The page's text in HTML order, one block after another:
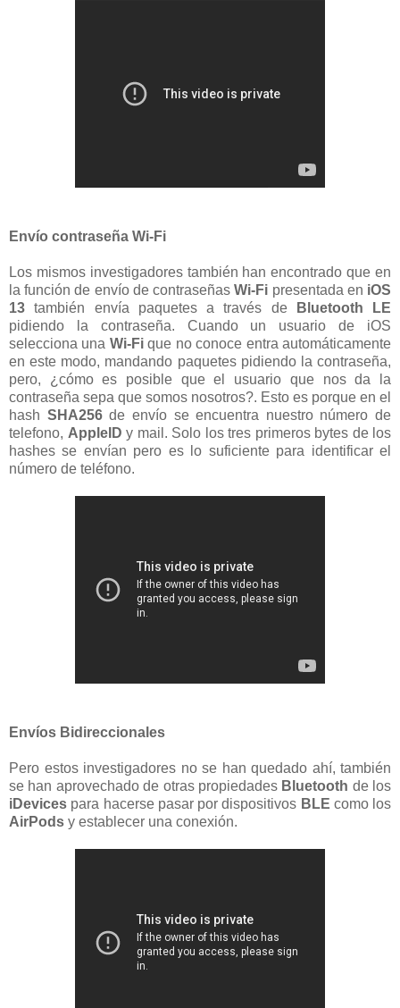
Envío contraseña Wi-Fi
Los mismos investigadores también han encontrado que en
la función de envío de contraseñasWi-Fi presentada en iOS
13 también envía paquetes a través de
Bluetooth LE
pidiendo la contraseña. Cuando un usuario de iOS
selecciona una Wi-Fique no conoce entra automáticamente
en este modo, mandando paquetes pidiendo la contraseña,
pero, ¿cómo es posible que el usuario que nos da la
contraseña sepa que somos nosotros?. Esto es porque en el
hash SHA256de envío se encuentra nuestro número de
telefono, AppleID y mail. Solo los tres primeros bytes de los
hashes se envían pero es lo suficiente para identificar el
número de teléfono.
Envíos Bidireccionales
Pero estos investigadores no se han quedado ahí, también
se han aprovechado de otras propiedades Bluetooth de los
iDevices para hacerse pasar por dispositivos BLE como los
AirPods y establecer una conexión.